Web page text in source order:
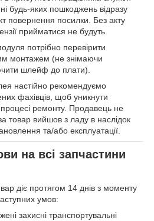
будь-яких пошкоджень відразу
повернення посилки. Без акту
прийматися не будуть.
потрібно перевірити
монтажем (не знімаючи
шлейф до плати).
настійно рекомендуємо
фахівців, щоб уникнути
ремонту. Продавець не
товар вийшов з ладу в наслідок
та/або експлуатації.
на всі запчастини
діє протягом 14 днів з моменту
умов:
захисні транспортувальні